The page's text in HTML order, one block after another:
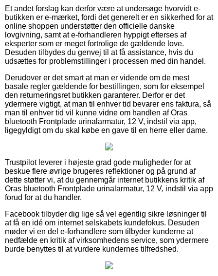
Et andet forslag kan derfor være at undersøge hvorvidt e-
butikken er e-mærket, fordi det generelt er en sikkerhed for at
online shoppen understøtter den officielle danske
lovgivning, samt at e-forhandleren hyppigt efterses af
eksperter som er meget fortrolige de gældende love.
Desuden tilbydes du genvej til at få assistance, hvis du
udsættes for problemstillinger i processen med din handel.
Derudover er det smart at man er vidende om de mest
basale regler gældende for bestillingen, som for eksempel
den returneringsret butikken garanterer. Derfor er det
ydermere vigtigt, at man til enhver tid bevarer ens faktura, så
man til enhver tid vil kunne vidne om handlen af Oras
bluetooth Frontplade urinalarmatur, 12 V, indstil via app,
ligegyldigt om du skal købe en gave til en herre eller dame.
Trustpilot leverer i højeste grad gode muligheder for at
beskue flere øvrige brugeres reflektioner og på grund af
dette støtter vi, at du gennemgår internet butikkens kritik af
Oras bluetooth Frontplade urinalarmatur, 12 V, indstil via app
forud for at du handler.
Facebook tilbyder dig lige så vel egentlig sikre løsninger til
at få en idé om internet selskabets kundefokus. Desuden
møder vi en del e-forhandlere som tilbyder kunderne at
nedfælde en kritik af virksomhedens service, som ydermere
burde benyttes til at vurdere kundernes tilfredshed.